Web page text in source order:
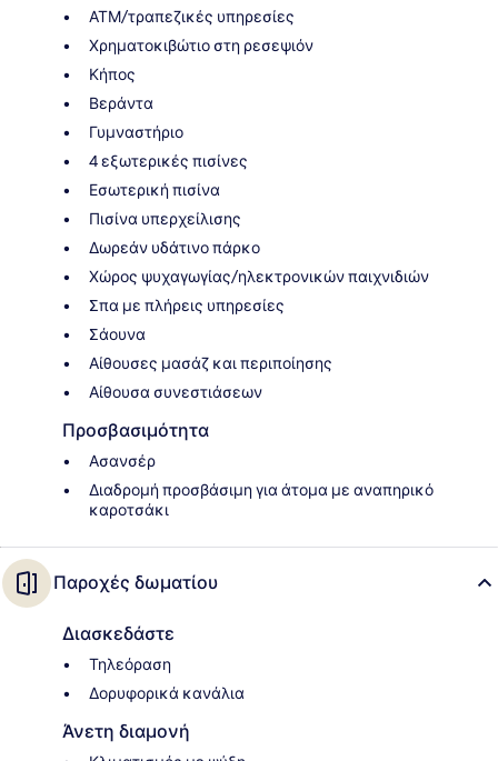
ΑΤΜ/τραπεζικές υπηρεσίες
Χρηματοκιβώτιο στη ρεσεψιόν
Κήπος
Βεράντα
Γυμναστήριο
4 εξωτερικές πισίνες
Εσωτερική πισίνα
Πισίνα υπερχείλισης
Δωρεάν υδάτινο πάρκο
Χώρος ψυχαγωγίας/ηλεκτρονικών παιχνιδιών
Σπα με πλήρεις υπηρεσίες
Σάουνα
Αίθουσες μασάζ και περιποίησης
Αίθουσα συνεστιάσεων
Προσβασιμότητα
Ασανσέρ
Διαδρομή προσβάσιμη για άτομα με αναπηρικό
καροτσάκι
Παροχές δωματίου
Διασκεδάστε
Τηλεόραση
Δορυφορικά κανάλια
Άνετη διαμονή